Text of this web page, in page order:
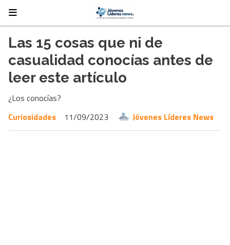
Las 15 cosas que ni de
casualidad conocías antes de
leer este artículo
¿Los conocías?
Curiosidades
11/09/2023 Jóvenes Líderes News